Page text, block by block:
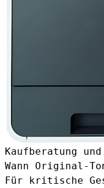
Kaufberatung
Wann Original-
Für kritische